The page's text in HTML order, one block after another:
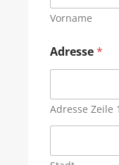
Vorname
Adresse*
Adresse Zeile 1